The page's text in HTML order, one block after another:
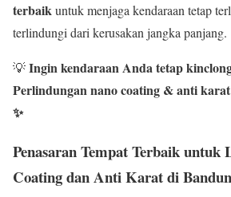
terbaikuntuk menjaga kendaraan tetap
terlindungi dari kerusakan jangka panjang.
💡Ingin kendaraan Anda tetap
Perlindungan nano coating & anti
✨
Penasaran Tempat Terbaik untuk
Coating dan Anti Karat di